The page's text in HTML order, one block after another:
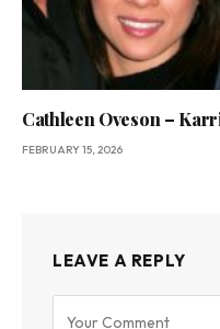
Cathleen Oveson –
FEBRUARY 15, 2026
LEAVE A REPLY